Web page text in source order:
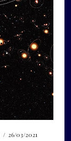
/ 26/03/2021